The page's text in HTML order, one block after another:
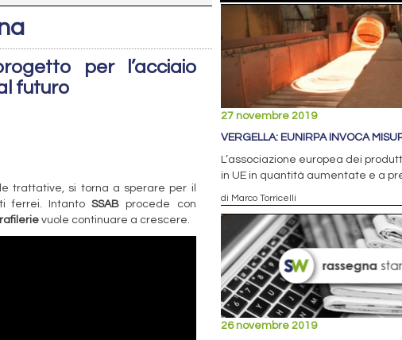
per l’acciaio
futuro
trattative, si torna a sperare per il
ferrei. IntantoSSAB procede con
vuole continuare a crescere.
27 novembre 2019
VERGELLA: EUNIRPA INVOCA
L’associazione europea dei
in UE in quantità aumentate e a
di Marco Torricelli
26 novembre 2019